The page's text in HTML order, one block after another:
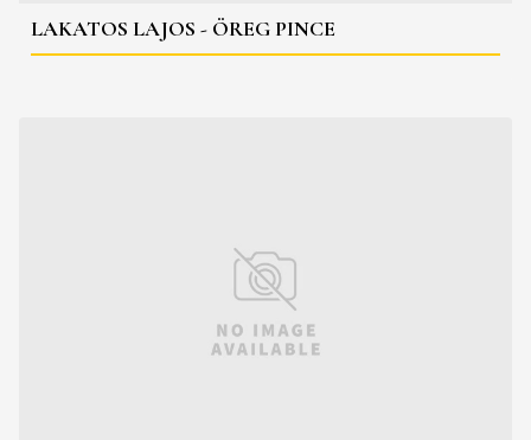
LAKATOS LAJOS - ÖREG PINCE